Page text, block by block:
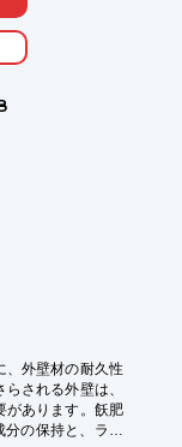
、外壁材の耐久性
される外壁は、
があります。飫肥
分の保持と、ラフ